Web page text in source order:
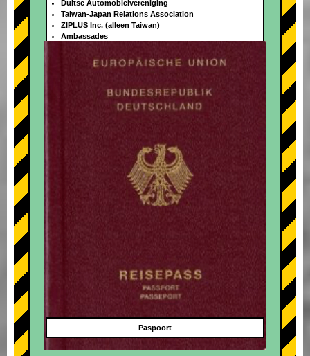
+
Duitse Automobielvereniging
Taiwan-Japan Relations Association
ZIPLUS Inc. (alleen Taiwan)
Ambassades
Paspoort